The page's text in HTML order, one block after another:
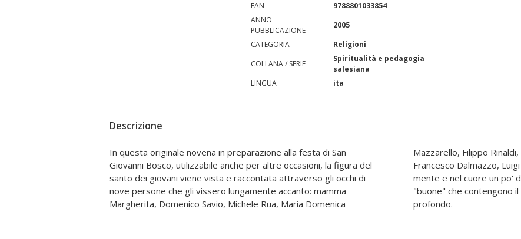
EAN
9788801033854
ANNO
PUBBLICAZIONE
2005
CATEGORIA
Religioni
COLLANA / SERIE
Spiritualità e pedagogia
salesiana
LINGUA
ita
Descrizione
In questa originale novena in preparazione alla festa di San
Giovanni Bosco, utilizzabile anche per altre occasioni, la figura del
santo dei giovani viene vista e raccontata attraverso gli occhi di
nove persone che gli vissero lungamente accanto: mamma
Margherita, Domenico Savio, Michele Rua, Maria Domenica
Mazzarello, Filippo Rinaldi, Michele Magone, Francesco Piccollo,
Francesco Dalmazzo, Luigi Orione. I fatti raccontati lasciano nella
mente e nel cuore un po' di nostalgia di santità: raccontano cose
"buone" che contengono il seme di un insegnamento cristiano
profondo.